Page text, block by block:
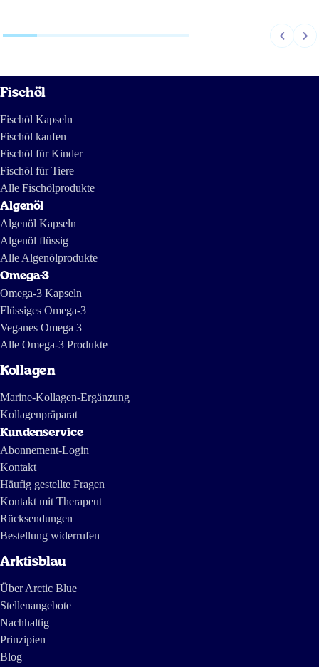
Fischöl
Fischöl Kapseln
Fischöl kaufen
Fischöl für Kinder
Fischöl für Tiere
Alle Fischölprodukte
Algenöl
Algenöl Kapseln
Algenöl flüssig
Alle Algenölprodukte
Omega-3
Omega-3 Kapseln
Flüssiges Omega-3
Veganes Omega 3
Alle Omega-3 Produkte
Kollagen
Marine-Kollagen-Ergänzung
Kollagenpräparat
Kundenservice
Abonnement-Login
Kontakt
Häufig gestellte Fragen
Kontakt mit Therapeut
Rücksendungen
Bestellung widerrufen
Arktisblau
Über Arctic Blue
Stellenangebote
Nachhaltig
Prinzipien
Blog